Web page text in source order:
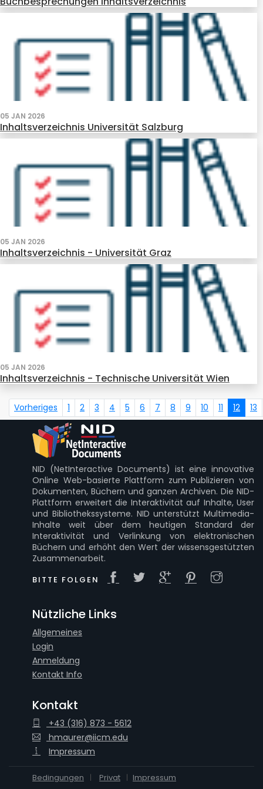
05 JAN 2026
Inhaltsverzeichnis Universität Salzburg
05 JAN 2026
Inhaltsverzeichnis - Universität Graz
05 JAN 2026
Inhaltsverzeichnis - Technische Universität Wien
Vorheriges 1 2 3 4 5 6 7 8 9 10 11 12 13
NID (NetInteractive Documents) ist eine innovative
Online Web-basierte Plattform zum Publizieren von
Dokumenten, Büchern und ganzen Archiven. Die NID-
Plattform erweitert die Interaktivität auf Inhalte, User
und Bibliothekssysteme. NID unterstützt Multimedia-
Inhalte weit über dem heutigen Standard der
Interaktivität und Verlinkung von elektronischen
Büchern und erhöht den Wert der wissensgestützten
Zusammenarbeit.
BITTE FOLGEN
Nützliche Links
Allgemeines
Login
Anmeldung
Kontakt Info
Kontakt
+43 (316) 873 - 5612
hmaurer@iicm.edu
Impressum
Bedingungen Privat
Impressum